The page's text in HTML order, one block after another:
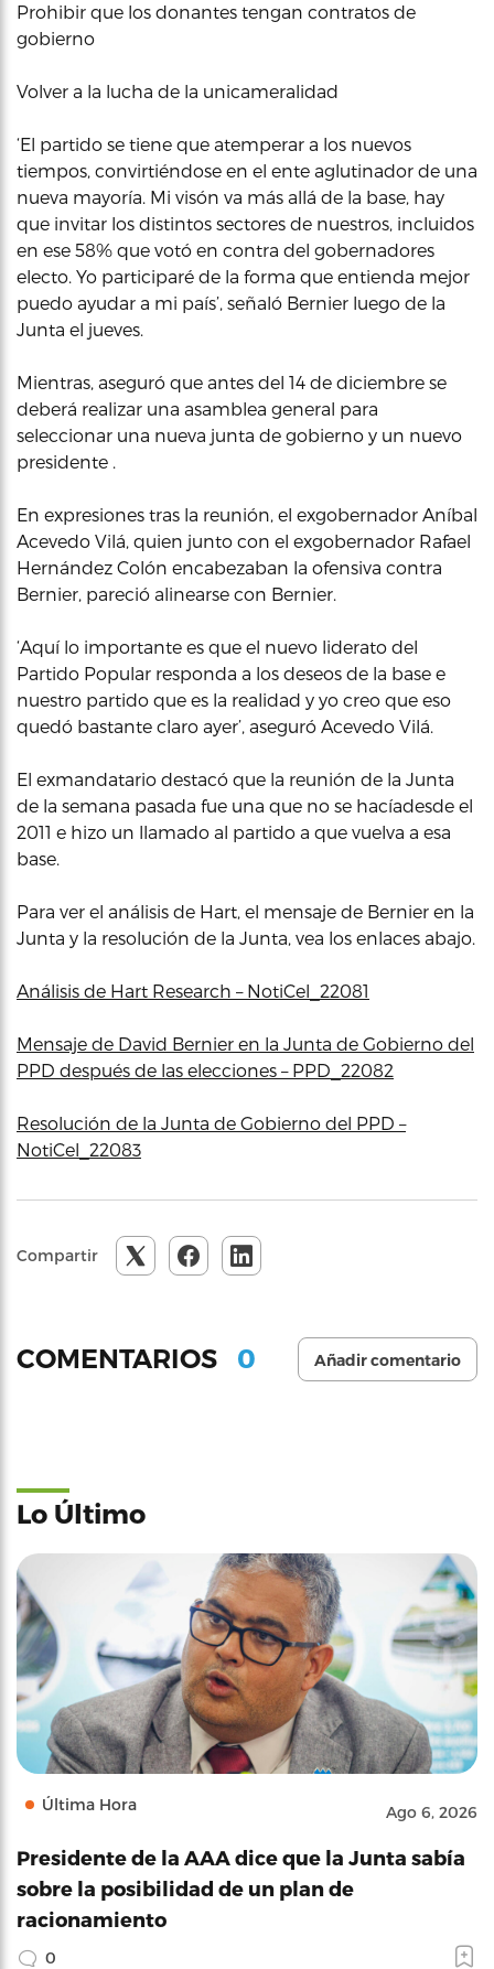
Prohibir que los donantes tengan contratos de
gobierno
Volver a la lucha de la unicameralidad
‘El partido se tiene que atemperar a los nuevos
tiempos, convirtiéndose en el ente aglutinador de una
nueva mayoría. Mi visón va más allá de la base, hay
que invitar los distintos sectores de nuestros, incluidos
en ese 58% que votó en contra del gobernadores
electo. Yo participaré de la forma que entienda mejor
puedo ayudar a mi país’, señaló Bernier luego de la
Junta el jueves.
Mientras, aseguró que antes del 14 de diciembre se
deberá realizar una asamblea general para
seleccionar una nueva junta de gobierno y un nuevo
presidente .
En expresiones tras la reunión, el exgobernador Aníbal
Acevedo Vilá, quien junto con el exgobernador Rafael
Hernández Colón encabezaban la ofensiva contra
Bernier, pareció alinearse con Bernier.
‘Aquí lo importante es que el nuevo liderato del
Partido Popular responda a los deseos de la base e
nuestro partido que es la realidad y yo creo que eso
quedó bastante claro ayer’, aseguró Acevedo Vilá.
El exmandatario destacó que la reunión de la Junta
de la semana pasada fue una que no se hacíadesde el
2011 e hizo un llamado al partido a que vuelva a esa
base.
Para ver el análisis de Hart, el mensaje de Bernier en la
Junta y la resolución de la Junta, vea los enlaces abajo.
Análisis de Hart Research – NotiCel_22081
Mensaje de David Bernier en la Junta de Gobierno del
PPD después de las elecciones – PPD_22082
Resolución de la Junta de Gobierno del PPD –
NotiCel_22083
Compartir
COMENTARIOS 0 Añadir comentario
Lo Último
Última Hora Ago 6, 2026
Presidente de la AAA dice que la Junta sabía
sobre la posibilidad de un plan de
racionamiento
0